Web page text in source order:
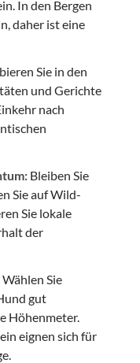
In den Bergen
daher ist eine
Sie in den
und Gerichte
nach
Bleiben Sie
Sie auf Wild-
Sie lokale
der
Wählen Sie
gut
Höhenmeter.
eignen sich für